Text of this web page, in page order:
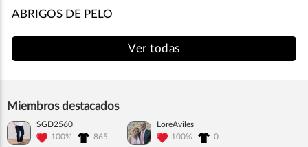
ABRIGOS DE PELO
Ver todas
Miembros destacados
SGD2560
100%
865
LoreAviles
100%
0